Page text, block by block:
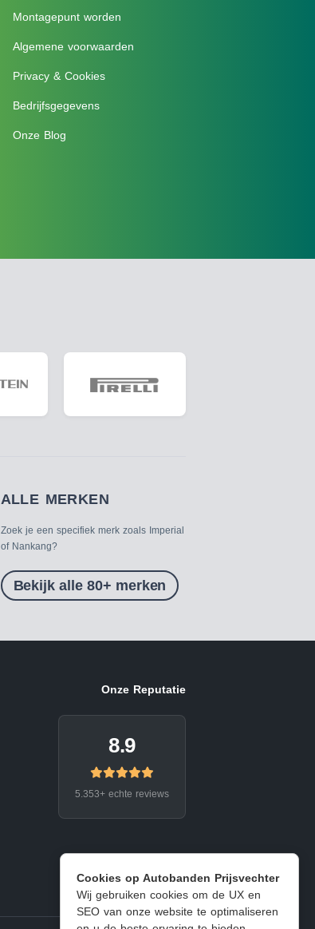
Cookies op Autobanden Prijsvechter
Wij gebruiken cookies om de UX en
SEO van onze website te optimaliseren
Montagepunt worden
Algemene voorwaarden
Privacy & Cookies
Bedrijfsgegevens
Onze Blog
ALLE MERKEN
Zoek je een specifiek merk zoals Imperial
of Nankang?
Bekijk alle 80+ merken
Onze Reputatie
8.9
5.353+ echte reviews